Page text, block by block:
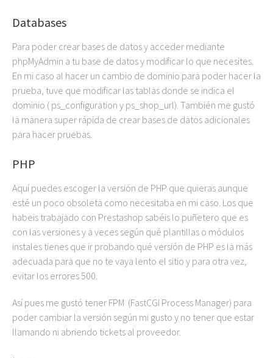
Databases
Para poder crear bases de datos y acceder mediante
phpMyAdmin a tu base de datos y modificar lo que necesites.
En mi caso al hacer un cambio de dominio para poder hacer la
prueba, tuve que modificar las tablas donde se indica el
dominio ( ps_configuration y ps_shop_url). También me gustó
la manera super rápida de crear bases de datos adicionales
para hacer pruebas.
PHP
Aquí puedes escoger la versión de PHP que quieras aunque
esté un poco obsoleta como necesitaba en mi caso. Los que
habeis trabajado con Prestashop sabéis lo puñetero que es
con las versiones y a veces según qué plantillas o módulos
instales tienes que ir probando qué versión de PHP es la más
adecuada para que no te vaya lento el sitio y para otra vez,
evitar los errores 500.
Así pues me gustó tener FPM (FastCGI Process Manager) para
poder cambiar la versión según mi gusto y no tener que estar
llamando ni abriendo tickets al proveedor.